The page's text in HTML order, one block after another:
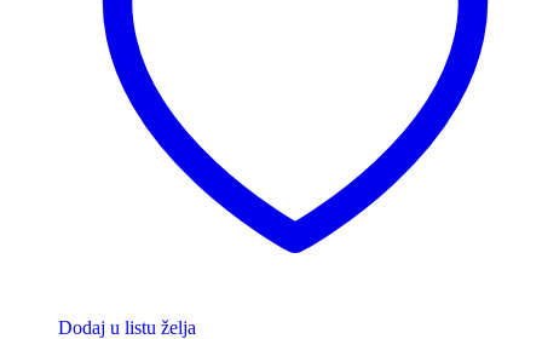
Dodaj u listu želja